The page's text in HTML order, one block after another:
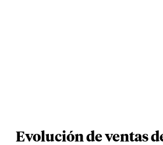
Evolución de ventas